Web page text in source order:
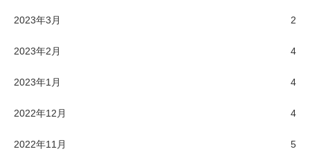
2023年3月 2
2023年2月 4
2023年1月 4
2022年12月 4
2022年11月 5